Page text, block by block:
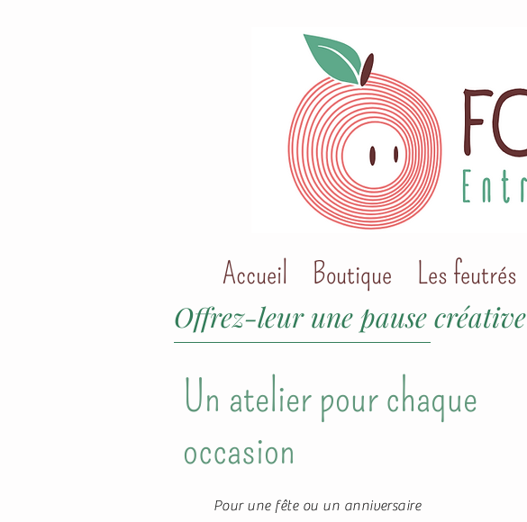
Accueil Boutique Les feutrés
Offrez-leur une pause créative
Un atelier pour chaque
occasion
Pour une fête ou un anniversaire